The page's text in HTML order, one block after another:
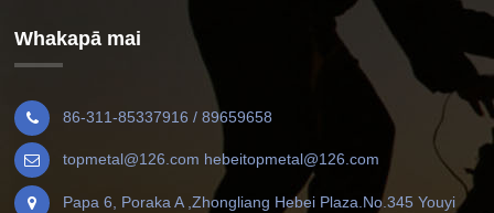
Whakapā mai
86-311-85337916 / 89659658
topmetal@126.com hebeitopmetal@126.com
Papa 6, Poraka A ,Zhongliang Hebei Plaza.No.345 Youyi